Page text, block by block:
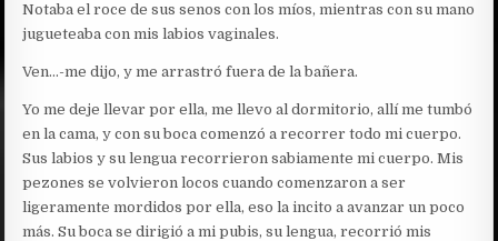
Notaba el roce de sus senos con los míos, mientras con su mano
jugueteaba con mis labios vaginales.
Ven…-me dijo, y me arrastró fuera de la bañera.
Yo me deje llevar por ella, me llevo al dormitorio, allí me tumbó
en la cama, y con su boca comenzó a recorrer todo mi cuerpo.
Sus labios y su lengua recorrieron sabiamente mi cuerpo. Mis
pezones se volvieron locos cuando comenzaron a ser
ligeramente mordidos por ella, eso la incito a avanzar un poco
más. Su boca se dirigió a mi pubis, su lengua, recorrió mis